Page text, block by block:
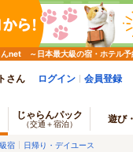
net ～日本最大級の宿・ホテル予
さん ログイン 会員登録
じゃらんパック
（交通＋宿泊） 遊び
宿 日帰り・デイユース